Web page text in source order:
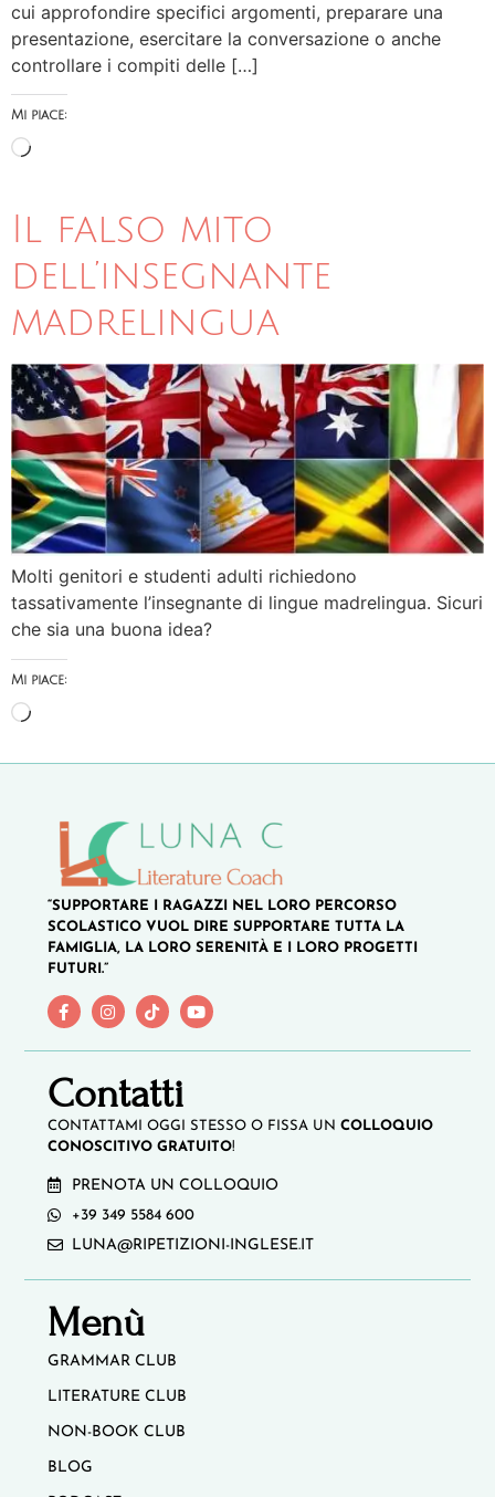
cui approfondire specifici argomenti, preparare una
presentazione, esercitare la conversazione o anche
controllare i compiti delle […]
Mi piace:
Il falso mito
dell’insegnante
madrelingua
Molti genitori e studenti adulti richiedono
tassativamente l’insegnante di lingue madrelingua. Sicuri
che sia una buona idea?
Mi piace:
“SUPPORTARE I RAGAZZI NEL LORO PERCORSO
SCOLASTICO VUOL DIRE SUPPORTARE TUTTA LA
FAMIGLIA, LA LORO SERENITÀ E I LORO PROGETTI
FUTURI.”
Contatti
CONTATTAMI OGGI STESSO O FISSA UN COLLOQUIO
CONOSCITIVO GRATUITO!
PRENOTA UN COLLOQUIO
+39 349 5584 600
LUNA@RIPETIZIONI-INGLESE.IT
Menù
GRAMMAR CLUB
LITERATURE CLUB
NON-BOOK CLUB
BLOG